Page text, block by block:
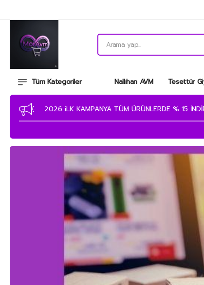
Tüm Kategoriler Nallıhan AVM Tesettür
MAĞAZAMIZA ÜYE OLAN MÜŞTERİLERİMİZE